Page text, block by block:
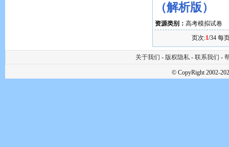
（解析版）
资源类别： 高考模拟试卷
页次:1/34 每
关于我们 - 版权隐私 - 联系我们 -
© CopyRight 2002-